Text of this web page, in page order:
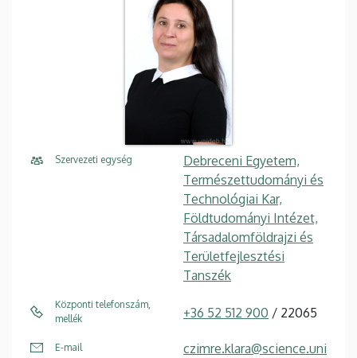
Szervezeti egység
Debreceni Egyetem,
Természettudományi és
Technológiai Kar,
Földtudományi Intézet,
Társadalomföldrajzi és
Területfejlesztési
Tanszék
Központi telefonszám,
mellék
+36 52 512 900 / 22065
E-mail
czimre.klara@science.uni